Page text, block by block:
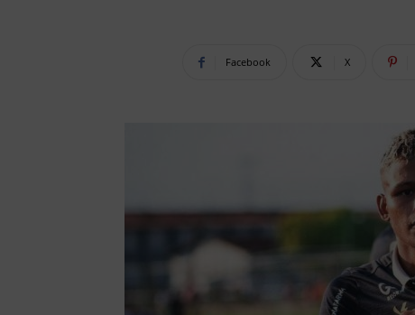
Facebook X